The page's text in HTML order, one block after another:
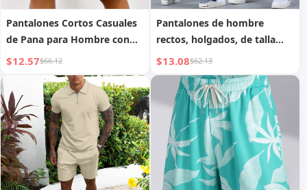
Pantalones Cortos Casuales
de Pana para Hombre con
Cordones
$12.57$66.12
Pantalones de hombre
rectos, holgados, de talla
grande, talla XL, hermano
gordo , pantalones anchos
para papá
$13.08$62.13